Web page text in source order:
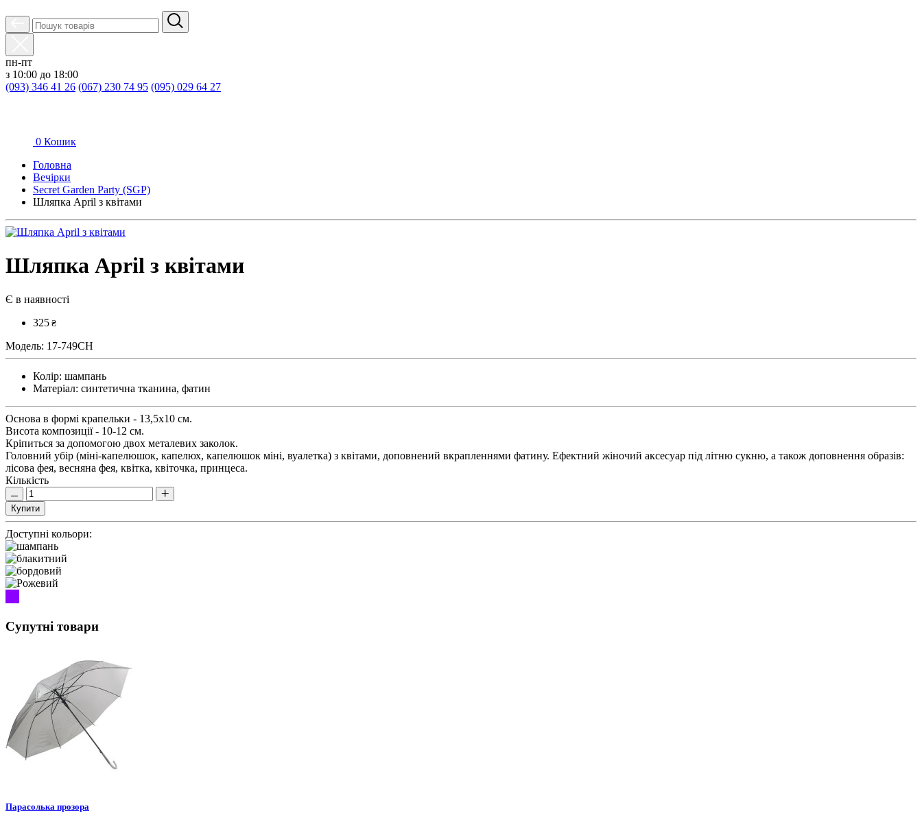
пн-пт
з 10:00 до 18:00
(093) 346 41 26 (067) 230 74 95 (095) 029 64 27
0 Кошик
Головна
Вечірки
Secret Garden Party (SGP)
Шляпка April з квітами
Шляпка April з квітами
Є в наявності
325 ₴
Модель: 17-749CH
Колір: шампань
Матеріал: синтетична тканина, фатин
Основа в формі крапельки - 13,5х10 см.
Висота композиції - 10-12 см.
Кріпиться за допомогою двох металевих заколок.
Головний убір (міні-капелюшок, капелюх, капелюшок міні, вуалетка) з квітами, доповнений вкрапленнями фатину. Ефектний жіночий аксесуар під літню сукню, а також доповнення образів:
лісова фея, весняна фея, квітка, квіточка, принцеса.
Кількість
Купити
Доступні кольори:
Супутні товари
Парасолька прозора